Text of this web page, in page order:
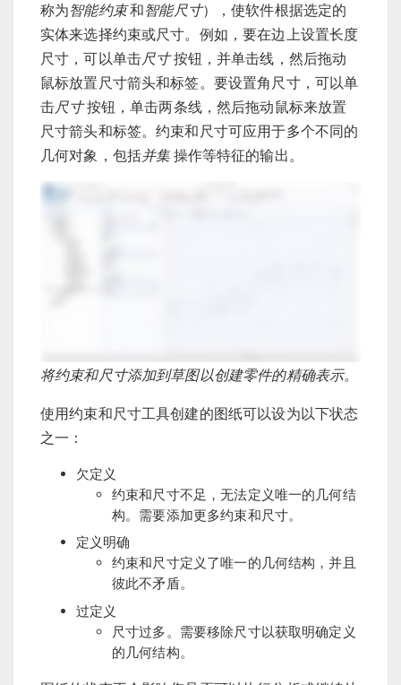
称为智能约束和智能尺寸），使软件根据选定的
实体来选择约束或尺寸。例如，要在边上设置长度
尺寸，可以单击尺寸按钮，并单击线，然后拖动
鼠标放置尺寸箭头和标签。要设置角尺寸，可以单
击尺寸按钮，单击两条线，然后拖动鼠标来放置
尺寸箭头和标签。约束和尺寸可应用于多个不同的
几何对象，包括并集 操作等特征的输出。
将约束和尺寸添加到草图以创建零件的精确表示。
使用约束和尺寸工具创建的图纸可以设为以下状态
之一：
欠定义
约束和尺寸不足，无法定义唯一的几何结
构。需要添加更多约束和尺寸。
定义明确
约束和尺寸定义了唯一的几何结构，并且
彼此不矛盾。
过定义
尺寸过多。需要移除尺寸以获取明确定义
的几何结构。